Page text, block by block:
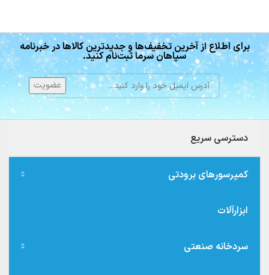
برای اطلاع از آخرین تخفیف‌ها و جدیدترین کالاها در خبرنامه
سپاهان سرما ثبت‌نام کنید.
دسترسی سریع
کمپرسورهای برودتی
ابزارآلات
سردخانه صنعتی